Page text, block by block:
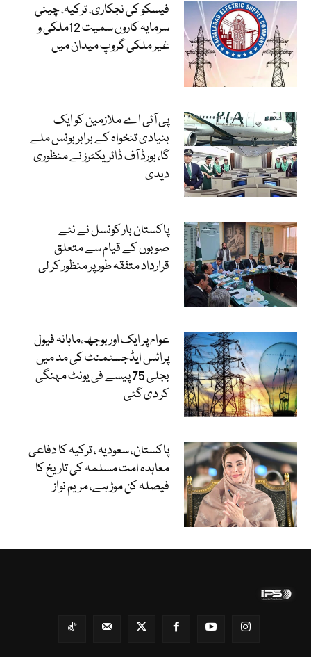
فیسکو کی نجکاری، ترکیہ، چینی
سرمایہ کاروں سمیت 12ملکی و
غیر ملکی گروپ میدان میں
پی آئی اے ملازمین کو ایک
بنیادی تنخواہ کے برابر بونس ملے
گا، بورڈ آف ڈائریکٹرز نے منظوری
دیدی
پاکستان بار کونسل نے نئے
صوبوں کے قیام سے متعلق
قرارداد متفقہ طور پر منظور کر لی
عوام پر ایک اور بوجھ،ماہانہ فیول
پرائس ایڈجسٹمنٹ کی مد میں
بجلی 75 پیسے فی یونٹ مہنگی
کر دی گئی
پاکستان، سعودیہ ، ترکیہ کا دفاعی
معاہدہ امت مسلمہ کی تاریخ کا
فیصلہ کن موڑ ہے، مریم نواز